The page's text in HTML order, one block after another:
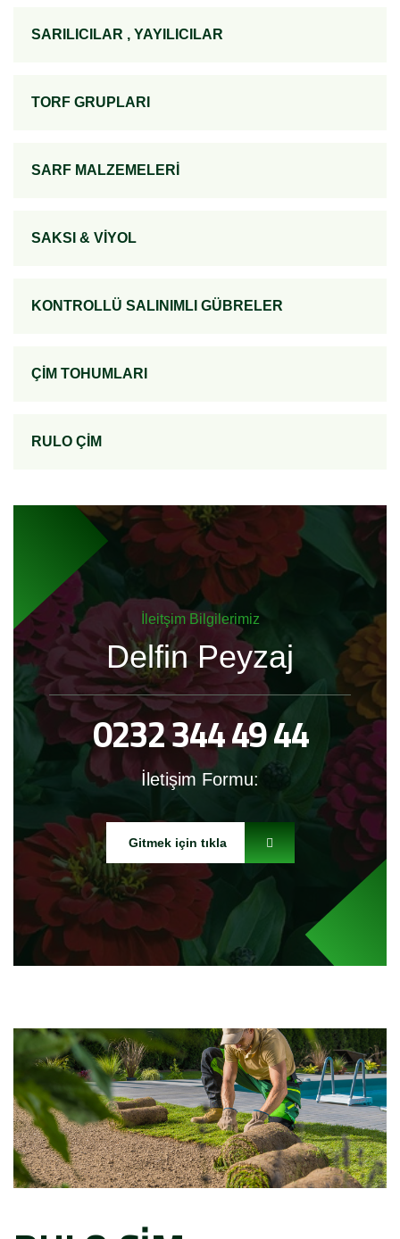
SARILICILAR , YAYILICILAR
TORF GRUPLARI
SARF MALZEMELERİ
SAKSI & VİYOL
KONTROLLÜ SALINIMLI GÜBRELER
ÇİM TOHUMLARI
RULO ÇİM
İleitşim Bilgilerimiz
Delfin Peyzaj
0232 344 49 44
İletişim Formu:
Gitmek için tıkla